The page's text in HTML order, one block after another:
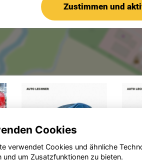
Zustimmen und
Opel
Cookies
verwendet Cookies und ähnliche
und um Zusatzfunktionen zu bieten.